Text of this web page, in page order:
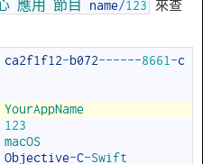
應用 節目 name/123
來查
ca2f1f12-b072------8661 -c
YourAppName
123
macOS
Objective-C-Swift